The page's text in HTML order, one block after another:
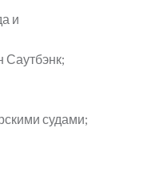
и
Саутбэнк;
судами;